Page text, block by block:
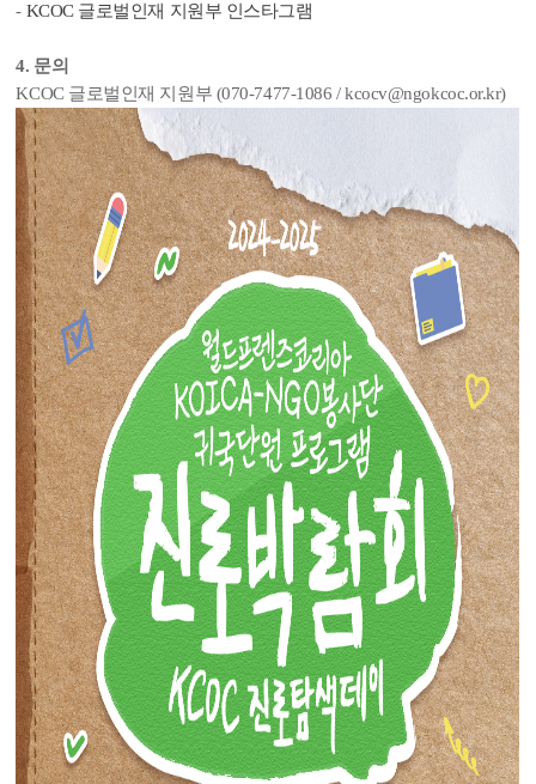
- KCOC 글로벌인재 지원부 인스타그램
4. 문의
KCOC 글로벌인재 지원부 (070-7477-1086 / kcocv@ngokcoc.or.kr)